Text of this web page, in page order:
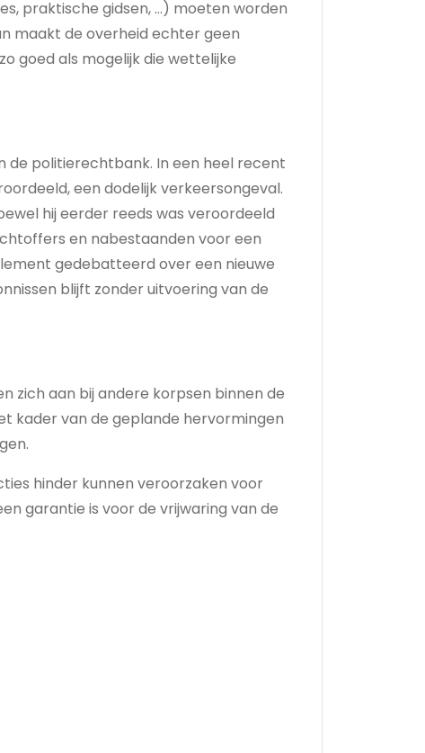
praktische gidsen, …) moeten worden
maakt de overheid echter geen
goed als mogelijk die wettelijke
de politierechtbank. In een heel recent
een dodelijk verkeersongeval.
hij eerder reeds was veroordeeld
en nabestaanden voor een
gedebatteerd over een nieuwe
blijft zonder uitvoering van de
zich aan bij andere korpsen binnen de
kader van de geplande hervormingen
hinder kunnen veroorzaken voor
garantie is voor de vrijwaring van de